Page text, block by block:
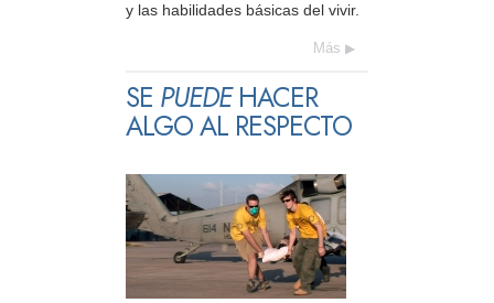
y las habilidades básicas del vivir.
Más
SE PUEDEHACER
ALGO AL RESPECTO